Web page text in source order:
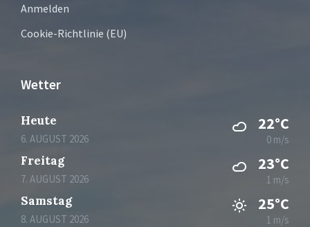
Anmelden
Cookie-Richtlinie (EU)
Wetter
Heute
6. AUGUST 2026
22°C
0 m/s
Freitag
7. AUGUST 2026
23°C
1 m/s
Samstag
8. AUGUST 2026
25°C
1 m/s